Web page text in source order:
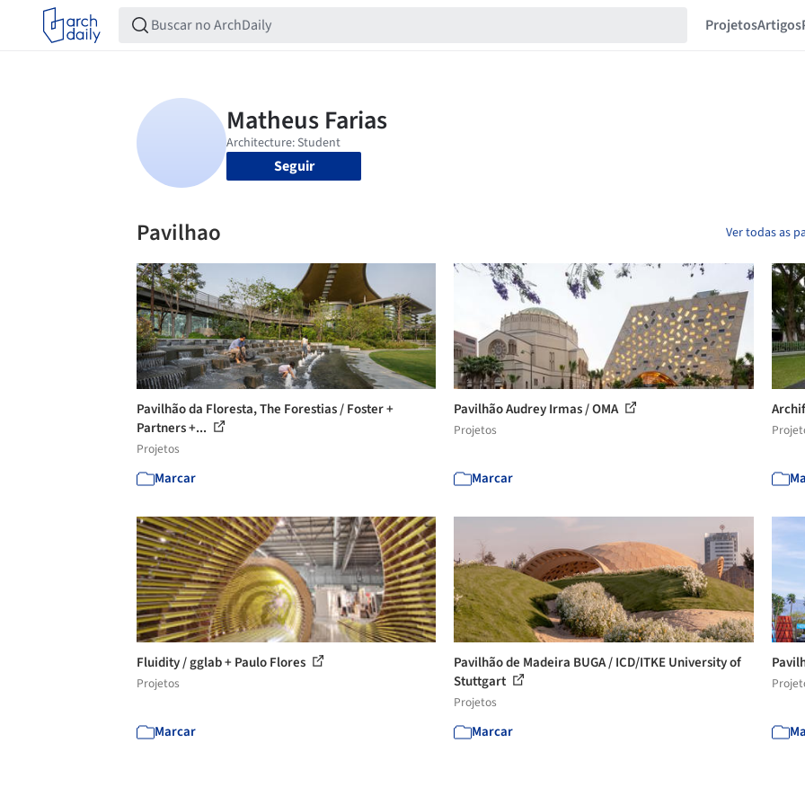
ProjetosArtigos
Seguir
Pavilhao Ver todas as
Pavilhão da Floresta, The Forestias / Foster +
Partners +...
Projetos
Marcar
Pavilhão Audrey Irmas / OMA
Projetos
Marcar
Fluidity / gglab + Paulo Flores
Projetos
Marcar
Pavilhão de Madeira BUGA / ICD/ITKE University of
Stuttgart
Projetos
Marcar